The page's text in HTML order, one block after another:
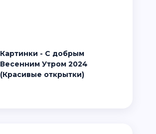
Картинки - С добрым
Весенним Утром 2024
(Красивые открытки)